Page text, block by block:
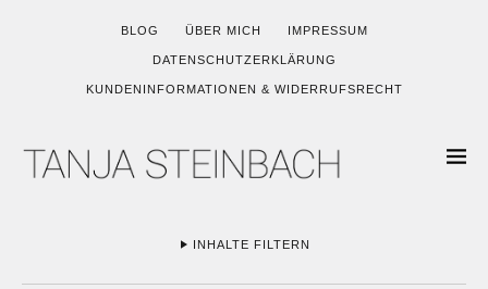
BLOG ÜBER MICH IMPRESSUM
DATENSCHUTZERKLÄRUNG
KUNDENINFORMATIONEN & WIDERRUFSRECHT
INHALTE FILTERN